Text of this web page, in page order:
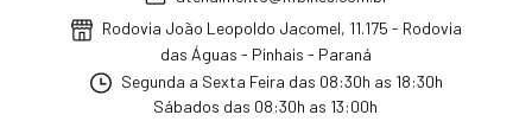
Rodovia João Leopoldo Jacomel, 11.175 - Rodovia
das Águas - Pinhais - Paraná
Segunda a Sexta Feira das 08:30h as 18:30h
Sábados das 08:30h as 13:00h